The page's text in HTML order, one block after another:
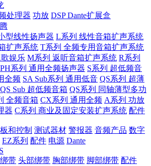
处理器 功放 DSP Dante扩展盒
型线性扬声器 L系列 线性音箱扩声系统
扩声系统 T系列 全频专用音箱扩声系统
娱乐 M系列 返听音箱扩声系统 R系列
PH系列 通用全频扬声器 S系列 超低频音
全频 SA Sub系列 通用低音 QS系列 超薄
QS Sub 超低频音箱 QS系列 同轴薄型多功
全频音箱 CX系列 通用全频 A系列 功放
器 C系列 商业及固定安装扩声系统 配件
和控制 测试器材 警报器 音频产品 数字
EZ系列 配件 电源 Dante
带 头部绑带 胸部绑带 脚部绑带 配件